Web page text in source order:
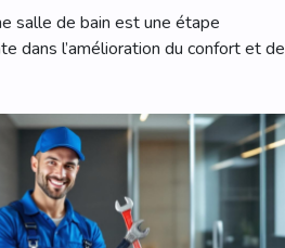
bain ?
salle de bain est une étape
dans l’amélioration du confort et de